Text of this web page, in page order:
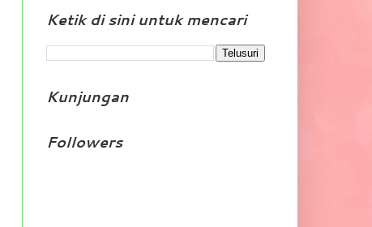
Ketik di sini untuk mencari
Kunjungan
Followers